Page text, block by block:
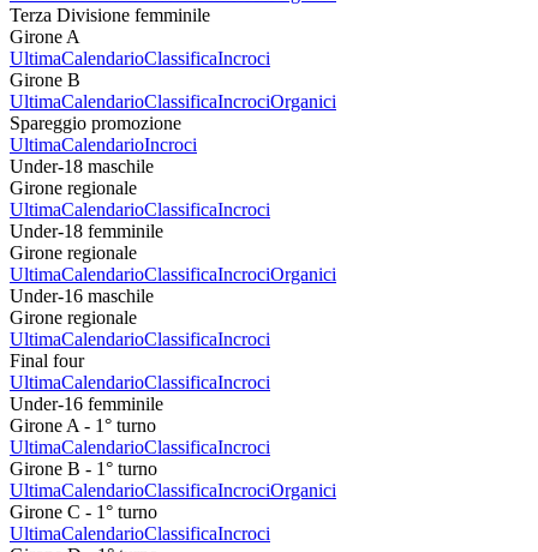
Terza Divisione femminile
Girone A
UltimaCalendarioClassificaIncroci
Girone B
UltimaCalendarioClassificaIncrociOrganici
Spareggio promozione
UltimaCalendarioIncroci
Under-18 maschile
Girone regionale
UltimaCalendarioClassificaIncroci
Under-18 femminile
Girone regionale
UltimaCalendarioClassificaIncrociOrganici
Under-16 maschile
Girone regionale
UltimaCalendarioClassificaIncroci
Final four
UltimaCalendarioClassificaIncroci
Under-16 femminile
Girone A - 1° turno
UltimaCalendarioClassificaIncroci
Girone B - 1° turno
UltimaCalendarioClassificaIncrociOrganici
Girone C - 1° turno
UltimaCalendarioClassificaIncroci